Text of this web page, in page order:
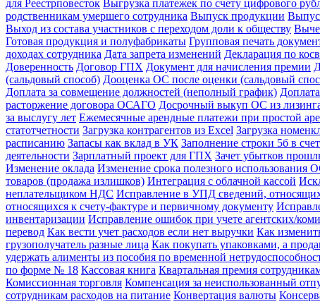
для Реестрповесток Выгрузка платежек по счету цифрового
родственникам умершего сотрудника Выпуск продукции
Выход из состава участников с переходом доли к обществу
Готовая продукция и полуфабрикаты Групповая печать
доходах сотрудника Дата запрета изменений Декларация по
Доверенность Договор ГПХ Документ для начисления премии
(сальдовый способ) Дооценка ОС после оценки (сальдовый
Доплата за совмещение должностей (неполный график)
расторжение договора ОСАГО Досрочный выкуп ОС из
за выслугу лет Ежемесячные арендные платежи при простой
статотчетности Загрузка контрагентов из Excel Загрузка
расписанию Запасы как вклад в УК Заполнение строки 5б в
деятельности Зарплатный проект для ГПХ Зачет убытков
Изменение оклада Изменение срока полезного использования
товаров (продажа излишков) Интеграция с облачной кассой
неплательщиком НДС Исправление в УПД сведений,
относящихся к счету-фактуре и первичному документу
инвентаризации Исправление ошибок при учете агентских/
перевод Как вести учет расходов если нет выручки Как
грузополучатель разные лица Как покупать упаковками, а
удержать алименты из пособия по временной
по форме № 18 Кассовая книга Квартальная премия
Комиссионная торговля Компенсация за неиспользованный
сотрудникам расходов на питание Конвертация валюты